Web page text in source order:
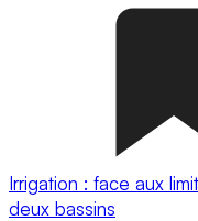
Irrigation : face aux
deux bassins